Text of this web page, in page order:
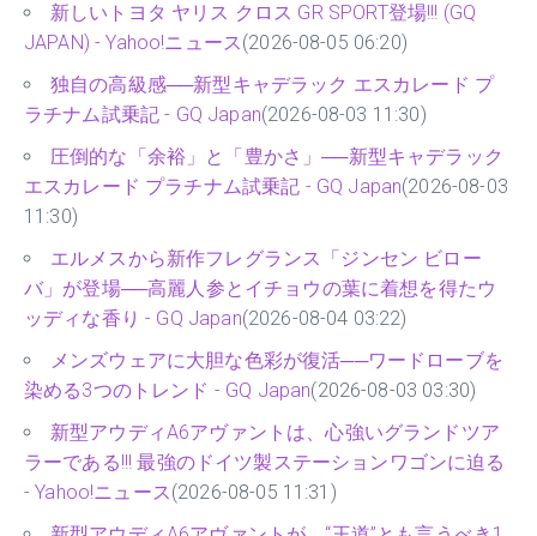
新しいトヨタ ヤリス クロス GR SPORT登場!!! (GQ
JAPAN) - Yahoo!ニュース(2026-08-05 06:20)
独自の高級感──新型キャデラック エスカレード プ
ラチナム試乗記 - GQ Japan(2026-08-03 11:30)
圧倒的な「余裕」と「豊かさ」──新型キャデラック
エスカレード プラチナム試乗記 - GQ Japan(2026-08-03
11:30)
エルメスから新作フレグランス「ジンセン ビロー
バ」が登場──高麗人参とイチョウの葉に着想を得たウ
ッディな香り - GQ Japan(2026-08-04 03:22)
メンズウェアに大胆な色彩が復活──ワードローブを
染める3つのトレンド - GQ Japan(2026-08-03 03:30)
新型アウディA6アヴァントは、心強いグランドツア
ラーである!!! 最強のドイツ製ステーションワゴンに迫る
- Yahoo!ニュース(2026-08-05 11:31)